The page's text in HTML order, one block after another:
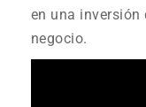
en una inversión
negocio.